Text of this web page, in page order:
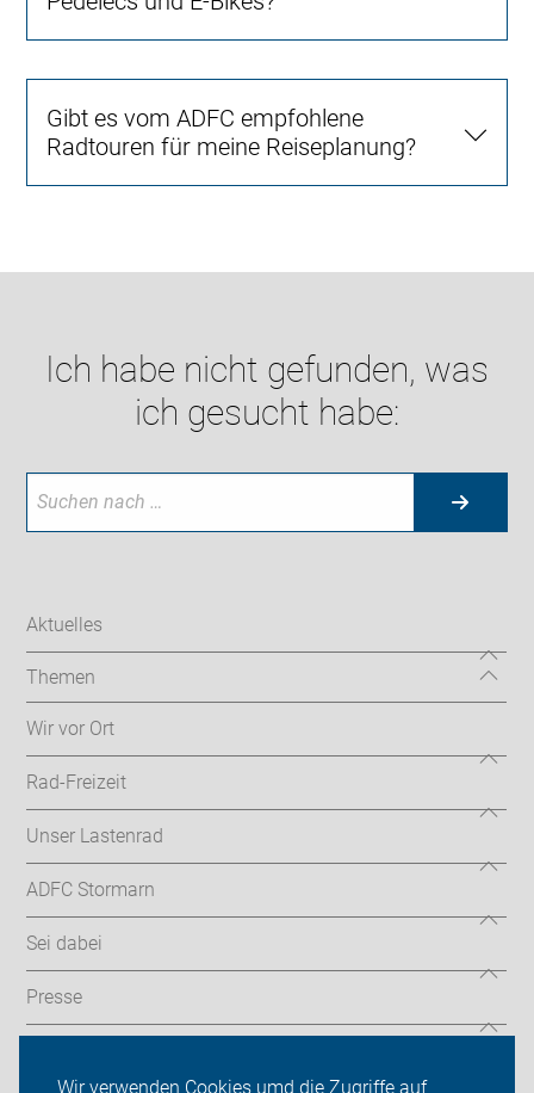
Wir verwenden Cookies umd die Zugriffe auf
Gibt es vom ADFC empfohlene
Radtouren für meine Reiseplanung?
Ich habe nicht gefunden, was
ich gesucht habe:
Aktuelles
Themen
Wir vor Ort
Rad-Freizeit
Unser Lastenrad
ADFC Stormarn
Sei dabei
Presse